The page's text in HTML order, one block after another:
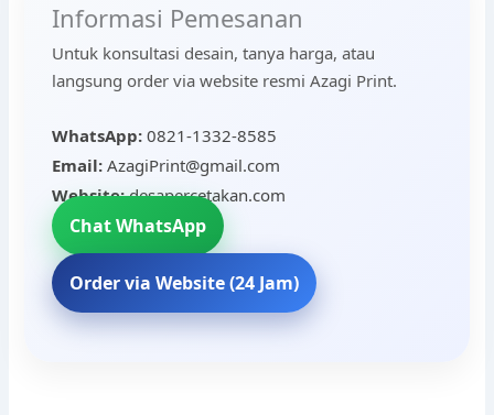
Informasi Pemesanan
Untuk konsultasi desain, tanya harga, atau
langsung order via website resmi Azagi Print.
WhatsApp:0821-1332-8585
Email:AzagiPrint@gmail.com
Website:desapercetakan.com
Chat WhatsApp
Order via Website (24 Jam)